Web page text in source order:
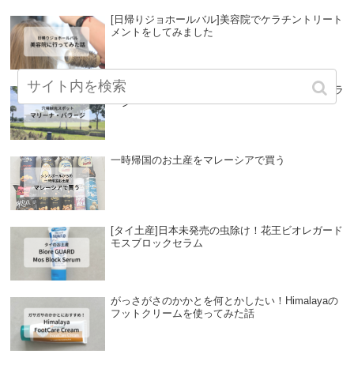
[日帰りジョホールバル]美容院でケラチントリート
メントをしてみました
[穴場観光スポット]Marina Barrage マリーナ・バラ
ージ
一時帰国のお土産をマレーシアで買う
[タイ土産]日本未発売の虫除け！花王ビオレガード
モスブロックセラム
がっさがさのかかとを何とかしたい！Himalayaの
フットクリームを使ってみた話